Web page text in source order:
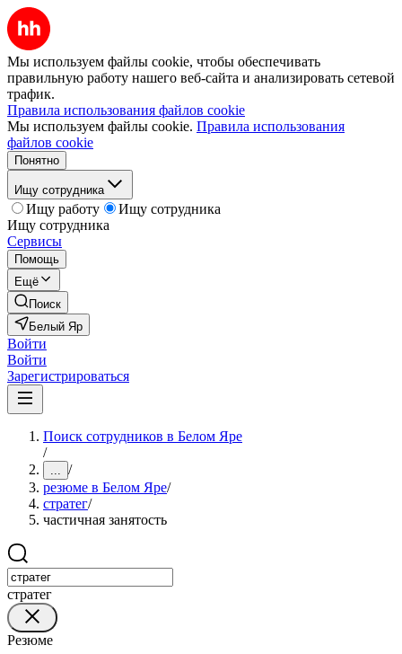
Мы используем файлы cookie, чтобы обеспечивать
правильную работу нашего веб-сайта и анализировать сетевой
трафик.
Правила использования файлов cookie
Мы используем файлы cookie. Правила использования
файлов cookie
Понятно
Ищу сотрудника
Ищу работу
Ищу сотрудника
Ищу сотрудника
Сервисы
Помощь
Ещё
Поиск
Белый Яр
Войти
Войти
Зарегистрироваться
Поиск сотрудников в Белом Яре
/
... /
резюме в Белом Яре/
стратег/
частичная занятость
стратег
Резюме